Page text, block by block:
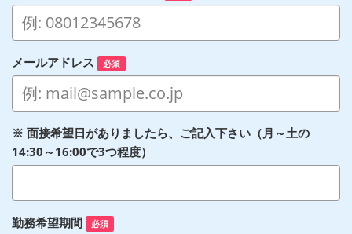
メールアドレス 必須
※ 面接希望日がありましたら、ご記入下さい（月～土の
14:30～16:00で3つ程度）
勤務希望期間 必須